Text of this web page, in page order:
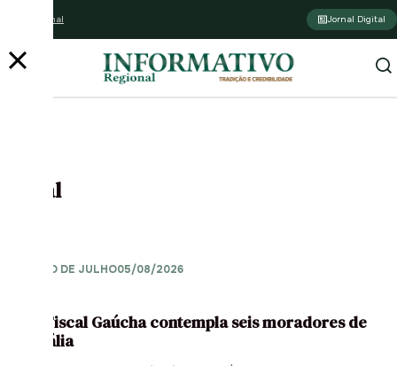
Assine o jornal Jornal Digital
Geral
SORTEIO DE JULHO05/08/2026
Nota Fiscal Gaúcha contempla seis moradores de
Westfália